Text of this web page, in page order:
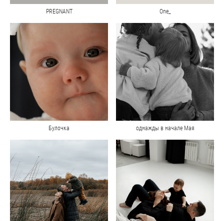
PREGNANT One_
Булочка однажды в начале Мая